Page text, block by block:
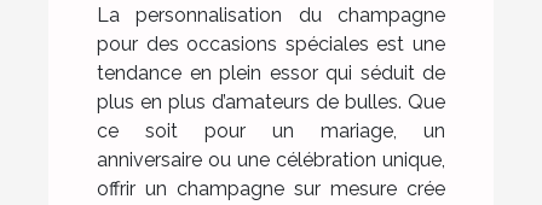
La personnalisation du champagne
pour des occasions spéciales est une
tendance en plein essor qui séduit de
plus en plus d’amateurs de bulles. Que
ce soit pour un mariage, un
anniversaire ou une célébration unique,
offrir un champagne sur mesure crée